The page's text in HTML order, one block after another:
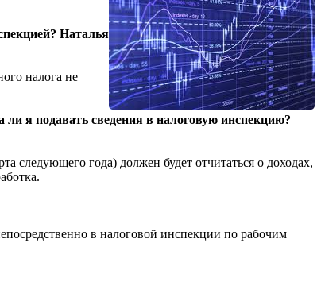
Наталья
налога не
я подавать сведения в налоговую инспекцию?
следующего года) должен будет отчитаться о доходах,
в налого­вой инспекции по рабочим